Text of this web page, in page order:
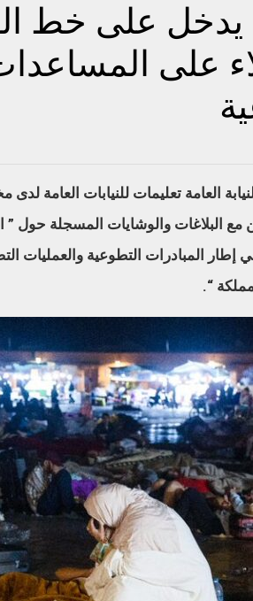
يدخل على خط
على
العامة تعليمات للنيابات العامة
مع البلاغات والوشايات المسجلة حول
إطار المبادرات التطوعية والعمليات
“.